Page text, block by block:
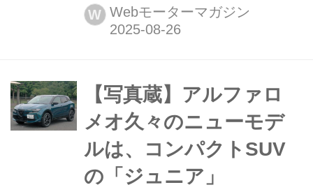
ラインナップ「GLB180 アーバンスタ
ーズ(Urban Stars)」、「GLB200d 4マ
した。
W Webモーターマガジン
【写真蔵】アルファロ
メオ久々のニューモデ
ルは、コンパクトSUV
の「ジュニア」